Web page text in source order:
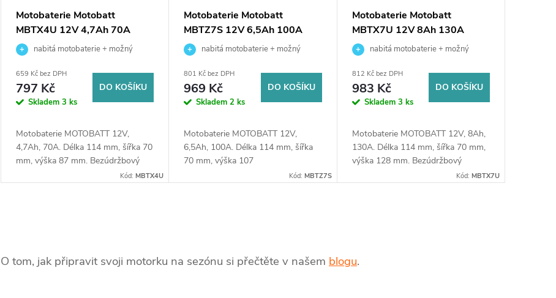
ů
k
Motobaterie Motobatt
MBTX4U 12V 4,7Ah 70A
nabitá motobaterie + možný
v prodejně Jinočany
659 Kč bez DPH
797 Kč
Skladem 3 ks
DO KOŠÍKU
Motobaterie MOTOBATT 12V,
4,7Ah, 70A. Délka 114 mm, šířka 70
mm, výška 87 mm. Bezúdržbový
akumulátor nikdy nepotřebuje
Kód: MBTX4U
Motobaterie Motobatt
MBTZ7S 12V 6,5Ah 100A
nabitá motobaterie + možný
v prodejně Jinočany
801 Kč bez DPH
969 Kč
Skladem2 ks
DO KOŠÍKU
Motobaterie MOTOBATT 12V,
6,5Ah, 100A. Délka 114 mm, šířka
70 mm, výška 107
mm. Bezúdržbový akumulátor nikdy
Kód: MBTZ7S
Motobaterie Motobatt
MBTX7U 12V 8Ah 130A
nabitá motobaterie + možný
v prodejně Jinočany
812 Kč bez DPH
983 Kč
Skladem 3 ks
DO KOŠÍKU
Motobaterie MOTOBATT 12V, 8Ah,
130A. Délka 114 mm, šířka 70 mm,
výška 128 mm. Bezúdržbový
akumulátor nikdy nepotřebuje
Kód: MBTX7U
v
O tom, jak připravit svoji motorku na sezónu si přečtěte v našem blogu.